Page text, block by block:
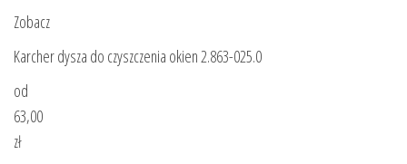
Zobacz
Karcher dysza do czyszczenia okien 2.863-025.0
od
63,00
zł